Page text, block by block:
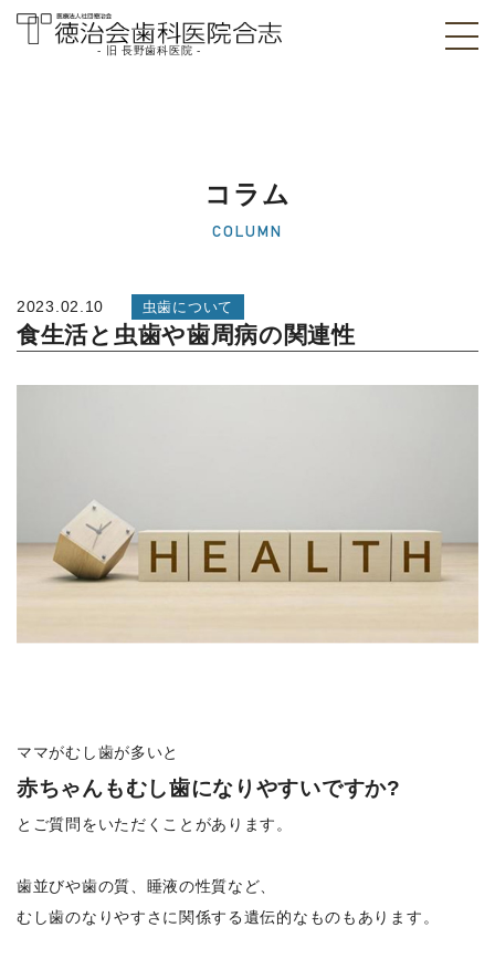
医院]｜熊本県合志
- 旧 長野歯科医院 -
コラム
COLUMN
2023.02.10 虫歯について
食生活と虫歯や歯周病の関連性
ママがむし歯が多いと
赤ちゃんもむし歯になりやすいですか?
とご質問をいただくことがあります。
歯並びや歯の質、睡液の性質など、
むし歯のなりやすさに関係する遺伝的なものもあります。